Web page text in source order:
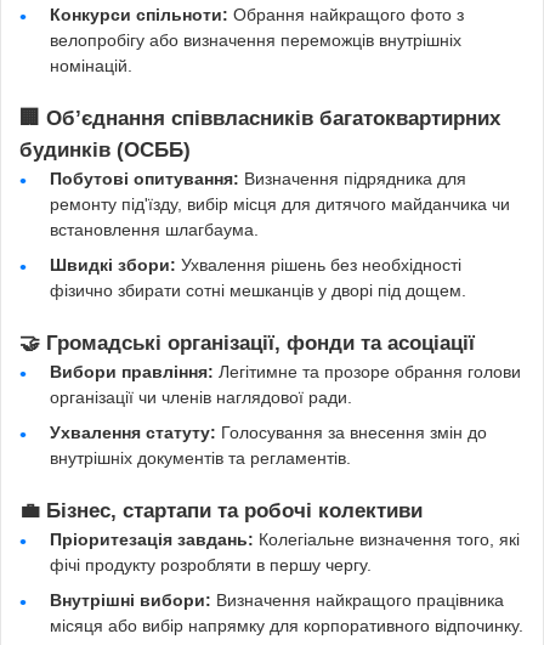
Конкурси спільноти: Обрання найкращого фото з
велопробігу або визначення переможців внутрішніх
номінацій.
🏢 Об’єднання співвласників багатоквартирних
будинків (ОСББ)
Побутові опитування: Визначення підрядника для
ремонту під'їзду, вибір місця для дитячого майданчика чи
встановлення шлагбаума.
Швидкі збори: Ухвалення рішень без необхідності
фізично збирати сотні мешканців у дворі під дощем.
🤝 Громадські організації, фонди та асоціації
Вибори правління: Легітимне та прозоре обрання голови
організації чи членів наглядової ради.
Ухвалення статуту: Голосування за внесення змін до
внутрішніх документів та регламентів.
💼 Бізнес, стартапи та робочі колективи
Пріоритезація завдань: Колегіальне визначення того, які
фічі продукту розробляти в першу чергу.
Внутрішні вибори: Визначення найкращого працівника
місяця або вибір напрямку для корпоративного відпочинку.